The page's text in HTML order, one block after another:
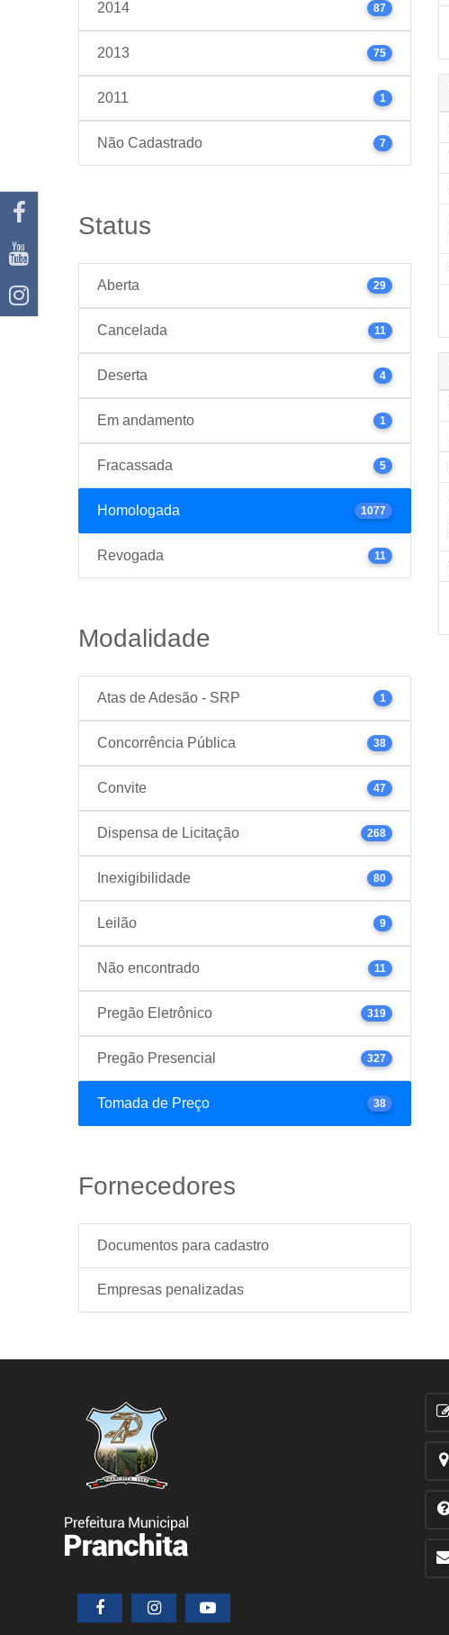
2014 87
2013 75
2011 1
Não Cadastrado 7
Status
Aberta 29
Cancelada 11
Deserta 4
Em andamento 1
Fracassada 5
Homologada 1077
Revogada 11
Modalidade
Atas de Adesão - SRP 1
Concorrência Pública 38
Convite 47
Dispensa de Licitação 268
Inexigibilidade 80
Leilão 9
Não encontrado 11
Pregão Eletrônico 319
Pregão Presencial 327
Tomada de Preço 38
Fornecedores
Documentos para cadastro
Empresas penalizadas